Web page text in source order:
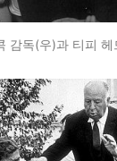
감독(우)과 티피 헤